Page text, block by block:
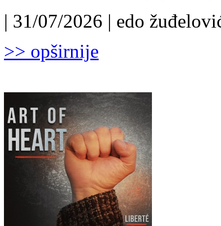
| 31/07/2026 | edo
>> opširnije